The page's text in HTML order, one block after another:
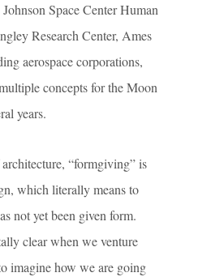
Space Center Human
Research Center, Ames
aerospace corporations,
concepts for the Moon
years.
“formgiving” is
which literally means to
not yet been given form.
clear when we venture
imagine how we are going